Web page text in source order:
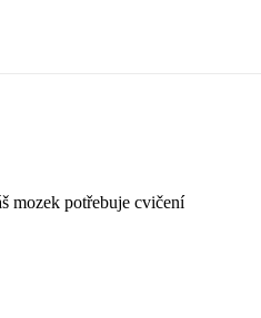
mozek potřebuje cvičení